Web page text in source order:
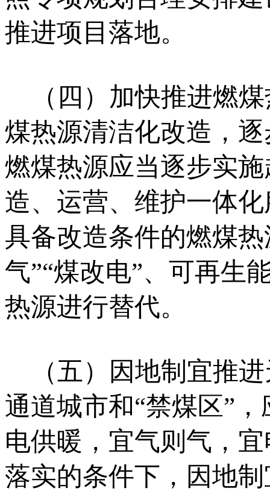
推进项目落地。
（四）加快推进燃煤
煤热源清洁化改造，
燃煤热源应当逐步实
造、运营、维护一体
具备改造条件的燃煤
气”“煤改电”、可再生
热源进行替代。
（五）因地制宜推进
通道城市和“禁煤区”
电供暖，宜气则气，
落实的条件下，因地